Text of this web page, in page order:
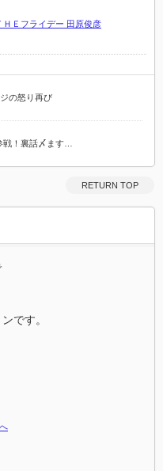
ＨＥフライデー 田原俊彦
の怒り再び
戦！裏話〆ます…
RETURN TOP
です。